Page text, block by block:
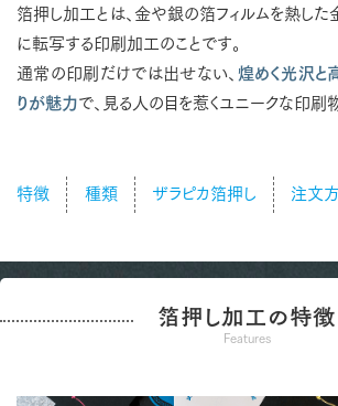
箔押し加工とは、金や銀の箔フィルムを熱した
に転写する印刷加工のことです。
通常の印刷だけでは出せない、 煌めく光沢と
りが魅力で、見る人の目を惹くユニークな印刷
特徴 種類 ザラピカ箔押し 注文
箔押し加工の特徴
Features